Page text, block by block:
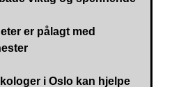
er pålagt med
i Oslo kan hjelpe